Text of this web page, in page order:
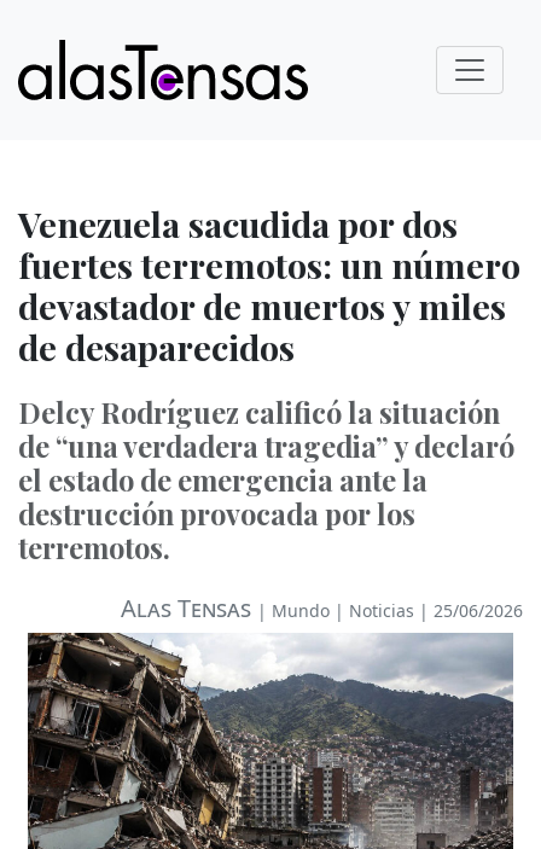
Venezuela sacudida por dos
fuertes terremotos: un número
devastador de muertos y miles
de desaparecidos
Delcy Rodríguez calificó la situación
de “una verdadera tragedia” y declaró
el estado de emergencia ante la
destrucción provocada por los
terremotos.
Alas Tensas | Mundo | Noticias | 25/06/2026